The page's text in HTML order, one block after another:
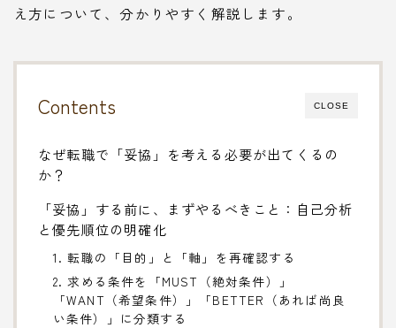
え方について、分かりやすく解説します。
CLOSE
Contents
なぜ転職で「妥協」を考える必要が出てくるの
か？
「妥協」する前に、まずやるべきこと：自己分析
と優先順位の明確化
1. 転職の「目的」と「軸」を再確認する
2. 求める条件を「MUST（絶対条件）」
「WANT（希望条件）」「BETTER（あれば尚良
い条件）」に分類する